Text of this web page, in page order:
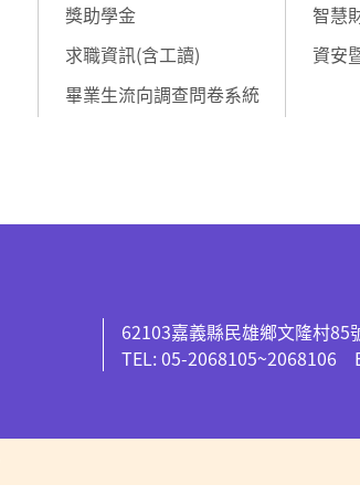
獎助學金
求職資訊(含工讀)
畢業生流向調查問卷系統
智慧
資安
62103嘉義縣民雄鄉文隆村85
TEL: 05-2068105~2068106